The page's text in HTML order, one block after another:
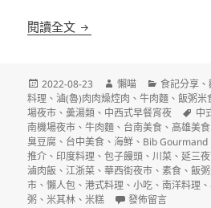
閱讀全文 2022台北台中台南高
發
佈
日
期:
2022-08-23
作
者
懶喵
分
類
食記分享 、
料理 、滷(魯)肉肉燥焢肉 、牛肉麵 、飯粥米
場夜市 、羮湯類 、 中西式早餐宵夜
標
籤
中
南機場夜市 、牛肉麵 、 台南美食 、高雄美食
臭豆腐 、 台中美食 、海鮮 、 Bib Gourmand
推介 、 印度料理 、包子饅頭 、川菜 、延三
滷肉飯 、江浙菜 、華西街夜市 、素食 、飯
市 、懶人包 、港式料理 、小吃 、南洋料理 、
粥 、米其林 、米糕 在〈2022台北台
發佈留言